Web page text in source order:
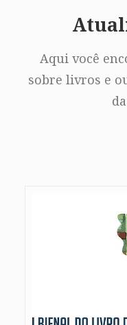
Aqui você
sobre livros e